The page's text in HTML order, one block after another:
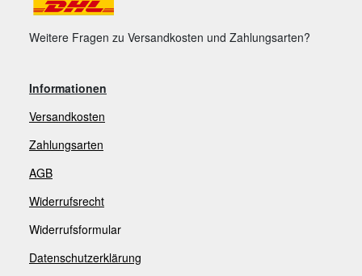
Weitere Fragen zu Versandkosten und Zahlungsarten?
Informationen
Versandkosten
Zahlungsarten
AGB
Widerrufsrecht
Widerrufsformular
Datenschutzerklärung